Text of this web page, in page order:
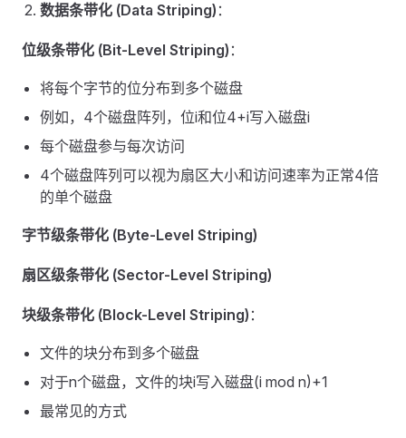
数据条带化 (Data Striping) ：
位级条带化 (Bit-Level Striping) ：
将每个字节的位分布到多个磁盘
例如，4个磁盘阵列，位i和位4+i写入磁盘i
每个磁盘参与每次访问
4个磁盘阵列可以视为扇区大小和访问速率为正常4倍
的单个磁盘
字节级条带化 (Byte-Level Striping)
扇区级条带化 (Sector-Level Striping)
块级条带化 (Block-Level Striping) ：
文件的块分布到多个磁盘
对于n个磁盘，文件的块i写入磁盘(i mod n)+1
最常见的方式